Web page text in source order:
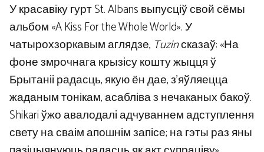
У красавіку гурт St. Albans выпусціў свой сёмы
альбом «A Kiss For the Whole World». У
чатырохзоркавым аглядзе, Tuzinсказаў: «На
фоне змрочнага крызісу кошту жыцця ў
Брытаніі радасць, якую ён дае, з’яўляецца
жаданым тонікам, асабліва з нечаканых бакоў.
Shikari ўжо авалодалі адчуваннем адступлення
свету на сваім апошнім запісе; на гэты раз яны